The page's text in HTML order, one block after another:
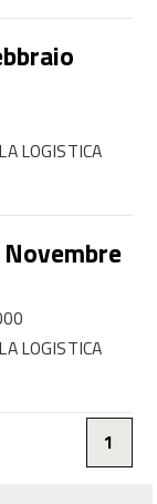
LOGISTICA
LOGISTICA
1